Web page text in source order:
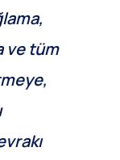
ve tüm